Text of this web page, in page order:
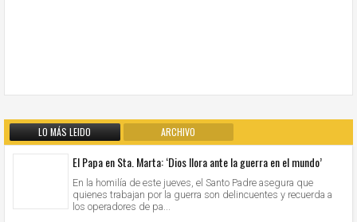
LO MÁS LEIDO ARCHIVO
El Papa en Sta. Marta: ‘Dios llora ante la guerra en el mundo’
En la homilía de este jueves, el Santo Padre asegura que
quienes trabajan por la guerra son delincuentes y recuerda a
los operadores de pa...